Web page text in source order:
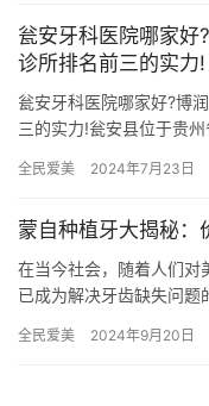
瓮安牙科医院哪家好
诊所排名前三的实力!
瓮安牙科医院哪家好?博
三的实力!瓮安县位于贵
润…
全民爱美 2024年7月23日
蒙自种植牙大揭秘：
在当今社会，随着人们对
已成为解决牙齿缺失问题
让我们…
全民爱美 2024年9月20日